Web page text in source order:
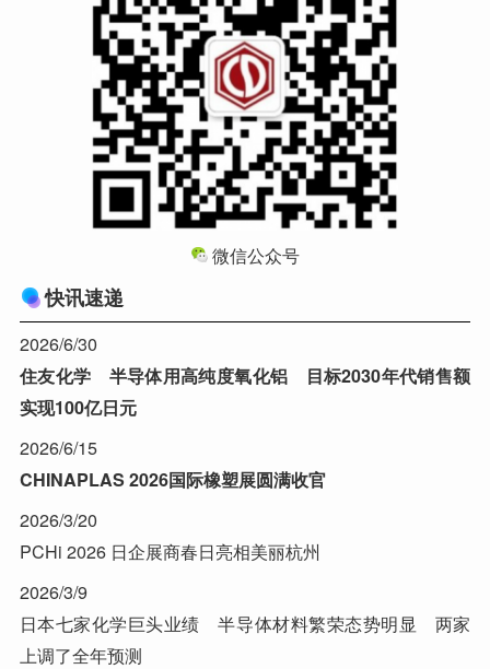
微信公众号
快讯速递
2026/6/30
住友化学 半导体用高纯度氧化铝 目标2030年代销售额
实现100亿日元
2026/6/15
CHINAPLAS 2026国际橡塑展圆满收官
2026/3/20
PCHi 2026 日企展商春日亮相美丽杭州
2026/3/9
日本七家化学巨头业绩 半导体材料繁荣态势明显 两家
上调了全年预测